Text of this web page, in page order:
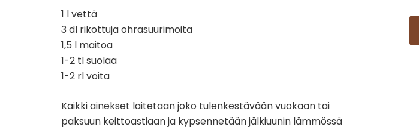
1 l vettä
3 dl rikottuja ohrasuurimoita
1,5 l maitoa
1-2 tl suolaa
1-2 rl voita
Kaikki ainekset laitetaan joko tulenkestävään vuokaan tai
paksuun keittoastiaan ja kypsennetään jälkiuunin lämmössä